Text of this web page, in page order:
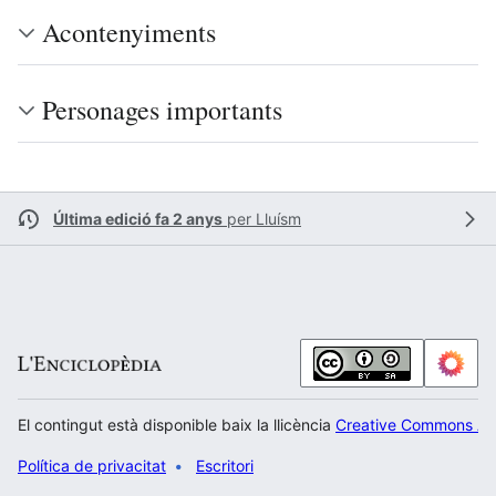
Acontenyiments
Personages importants
Última edició fa 2 anys per Lluísm
El contingut està disponible baix la llicència Creative Commons
Política de privacitat Escritori